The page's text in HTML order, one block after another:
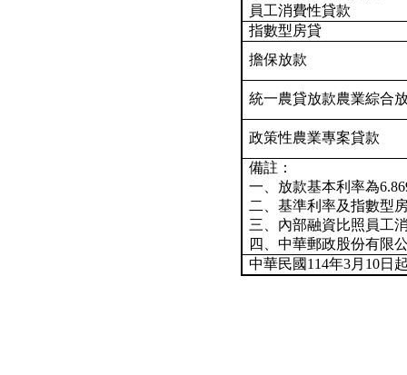
員工消費性貸款
指數型房貸
擔保放款
統一農貸放款農業綜合
政策性農業專案貸款
備註：
一、放款基本利率為
二、基準利率及指數型
三、內部融資比照員工
四、中華郵政股份有限
中華民國114年3月 10日